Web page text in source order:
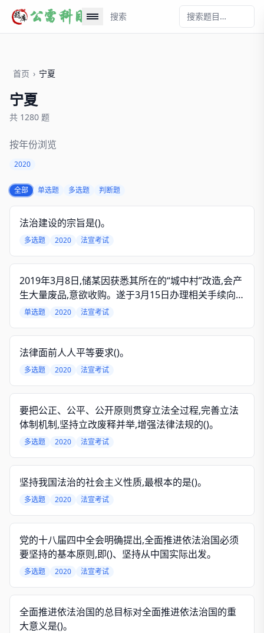
搜索
首页 › 宁夏
宁夏
共 1280 题
按年份浏览
2020
全部 单选题 多选题 判断题
法治建设的宗旨是()。
多选题 2020 法宣考试
2019年3月8日,储某因获悉其所在的“城中村”改造,会产
生大量废品,意欲收购。遂于3月15日办理相关手续向
区经贸部门申请“再生资源回收”并被受理,虽其多次催
储某收购各类废品达20余吨。7月20日,行政执法检查
过程中,储某因无“再生资源回收许可”证书,其所收购废
品均被执法部门扣押并受处罚。关于本案,下列说法错
单选题 2020 法宣考试
法律面前人人平等要求()。
多选题 2020 法宣考试
要把公正、公平、公开原则贯穿立法全过程,完善立法
体制机制,坚持立改废释并举,增强法律法规的()。
多选题 2020 法宣考试
坚持我国法治的社会主义性质,最根本的是()。
多选题 2020 法宣考试
党的十八届四中全会明确提出,全面推进依法治国必须
要坚持的基本原则,即()、坚持从中国实际出发。
多选题 2020 法宣考试
全面推进依法治国的总目标对全面推进依法治国的重
大意义是()。